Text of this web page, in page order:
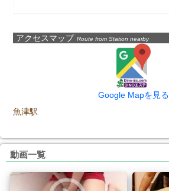
アクセスマップ Route from Station nearby
Google Mapを見る
魚津駅
動画一覧